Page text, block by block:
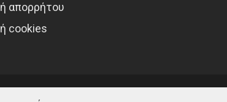
απορρήτου
cookies